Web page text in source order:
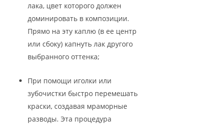
лака, цвет которого должен
доминировать в композиции.
Прямо на эту каплю (в ее центр
или сбоку) капнуть лак другого
выбранного оттенка;
При помощи иголки или
зубочистки быстро перемешать
краски, создавая мраморные
разводы. Эта процедура